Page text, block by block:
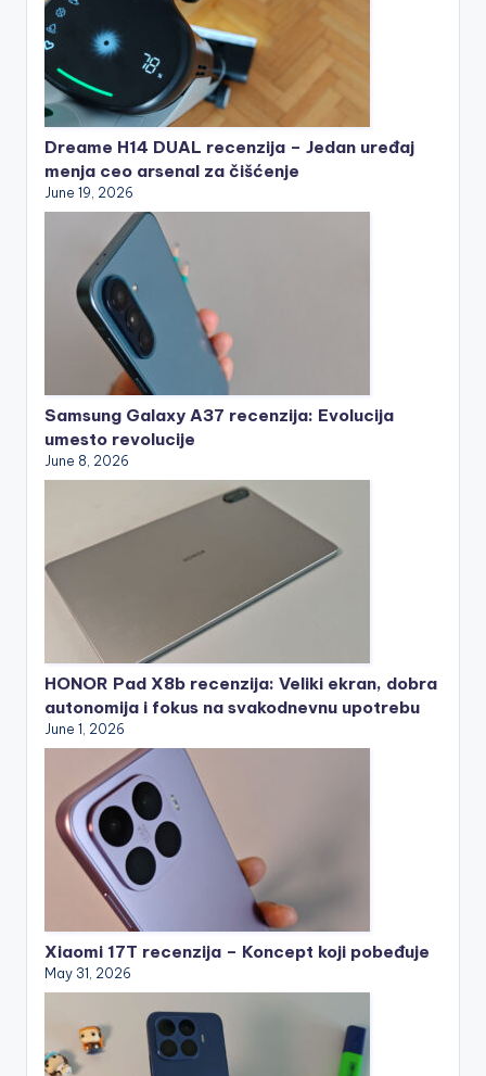
Dreame H14 DUAL recenzija – Jedan uređaj
menja ceo arsenal za čišćenje
June 19, 2026
Samsung Galaxy A37 recenzija: Evolucija
umesto revolucije
June 8, 2026
HONOR Pad X8b recenzija: Veliki ekran, dobra
autonomija i fokus na svakodnevnu upotrebu
June 1, 2026
Xiaomi 17T recenzija – Koncept koji pobeđuje
May 31, 2026